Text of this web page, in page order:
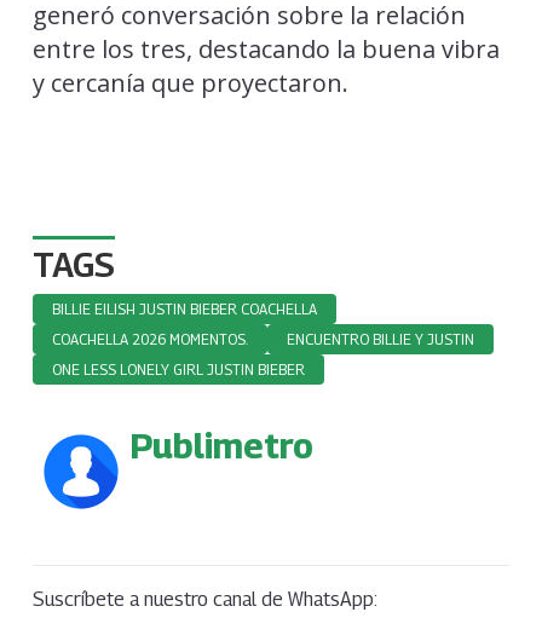
generó conversación sobre la relación
entre los tres, destacando la buena vibra
y cercanía que proyectaron.
TAGS
BILLIE EILISH JUSTIN BIEBER COACHELLA
COACHELLA 2026 MOMENTOS.
ENCUENTRO BILLIE Y JUSTIN
ONE LESS LONELY GIRL JUSTIN BIEBER
Publimetro
Suscríbete a nuestro canal de WhatsApp: